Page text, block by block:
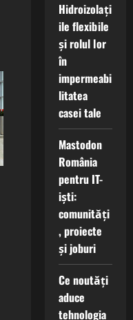
Hidroizolați
ile flexibile
și rolul lor
în
impermeabi
litatea
casei tale
Mastodon
România
pentru IT-
iști:
comunități
, proiecte
și joburi
Ce noutăți
aduce
tehnologia